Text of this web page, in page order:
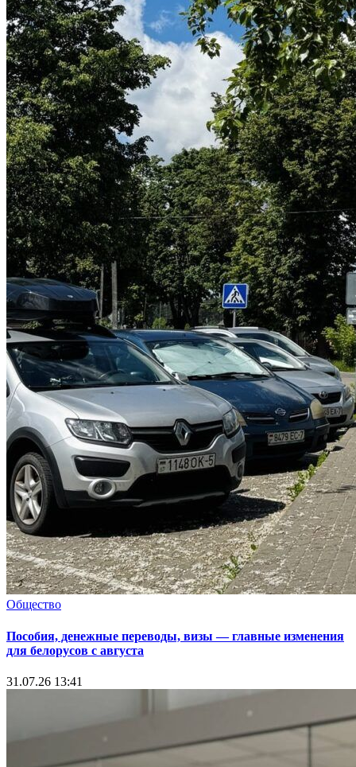
Общество
Пособия, денежные переводы, визы — главные изменения
для белорусов с августа
31.07.26 13:41